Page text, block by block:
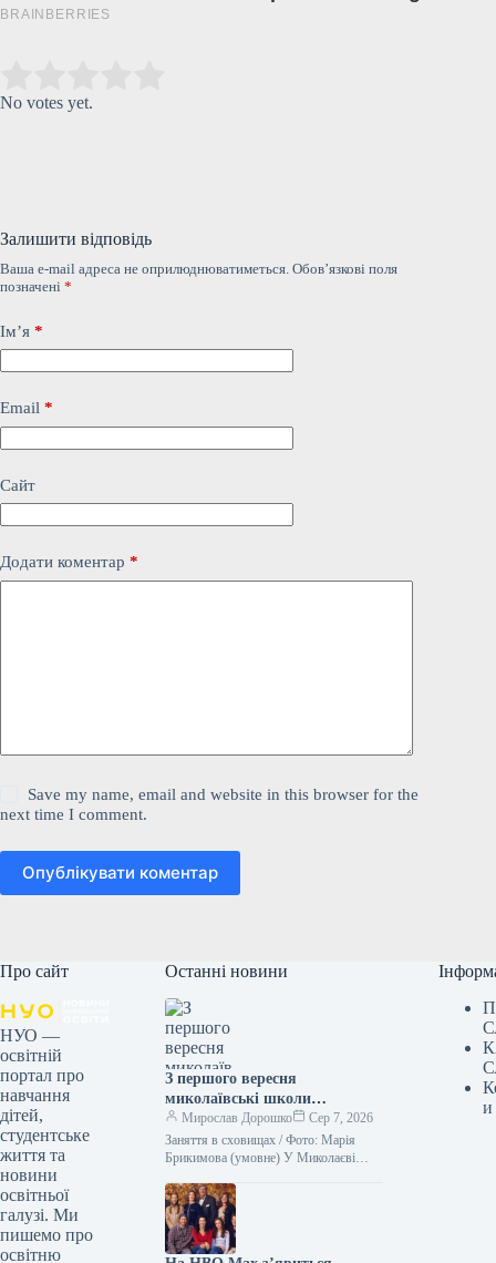
No votes yet.
Залишити відповідь
Ваша e-mail адреса не оприлюднюватиметься. Обов’язкові поля
позначені *
Ім’я *
Email *
Сайт
Додати коментар *
Save my name, email and website in this browser for the
next time I comment.
Опублікувати коментар
Про сайт
НУО —
освітній
портал про
навчання
дітей,
студентське
життя та
новини
освітньої
галузі. Ми
пишемо про
освітню
Останні новини
З першого вересня
миколаївські школи
розпочнуть навчання, проте
уроки проводитимуться
виключно в захисних
Мирослав Дорошко
Сер 7, 2026
Заняття в сховищах / Фото: Марія
Брикимова (умовне) У Миколаєві
в укриттях. Міська влада розглядає
такий…
и